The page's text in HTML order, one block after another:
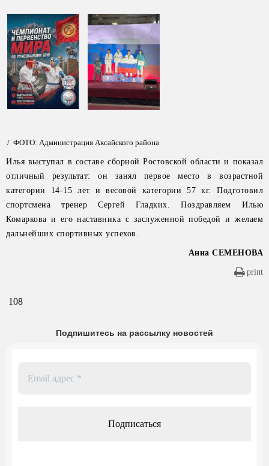
/ ФОТО: Администрация Аксайского района
Илья выступал в составе сборной Ростовской области и показал
отличный результат: он занял первое место в возрастной
категории 14-15 лет и весовой категории 57 кг. Подготовил
спортсмена тренер Сергей Гладких. Поздравляем Илью
Комаркова и его наставника с заслуженной победой и желаем
дальнейших спортивных успехов.
Анна СЕМЕНОВА
print
108
Подпишитесь на рассылку новостей